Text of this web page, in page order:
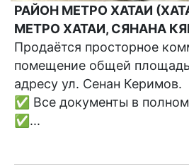
РАЙОН МЕТРО ХАТАИ
МЕТРО ХАТАИ, СЯНАНА
Продаётся просторное
помещение общей
адресу ул. Сенан Керимов.
✅ Все документы в
✅...